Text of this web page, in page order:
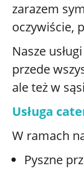
zarazem
oczywiście,
Nasze
przede
ale też w
Usługa
W ramach
Pyszne